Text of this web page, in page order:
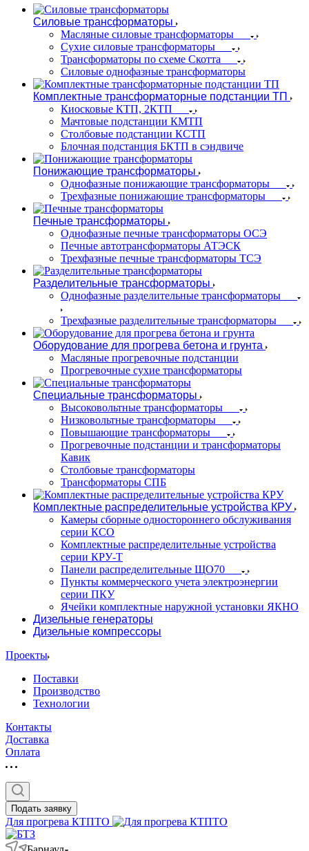
Силовые трансформаторы
Масляные силовые трансформаторы
Сухие силовые трансформаторы
Трансформаторы по схеме Скотта
Силовые однофазные трансформаторы
Комплектные трансформаторные подстанции ТП
Киосковые КТП, 2КТП
Мачтовые подстанции КМТП
Столбовые подстанции КСТП
Блочная подстанция БКТП в сэндвиче
Понижающие трансформаторы
Однофазные понижающие трансформаторы
Трехфазные понижающие трансформаторы
Печные трансформаторы
Однофазные печные трансформаторы ОСЭ
Печные автотрансформаторы АТЭСК
Трехфазные печные трансформаторы ТСЭ
Разделительные трансформаторы
Однофазные разделительные трансформаторы
Трехфазные разделительные трансформаторы
Оборудование для прогрева бетона и грунта
Масляные прогревочные подстанции
Прогревочные сухие трансформаторы
Специальные трансформаторы
Высоковольтные трансформаторы
Низковольтные трансформаторы
Повышающие трансформаторы
Прогревочные подстанции и трансформаторы
Кавик
Столбовые трансформаторы
Трансформаторы СПБ
Комплектные распределительные устройства КРУ
Камеры сборные одностороннего обслуживания
серии КСО
Комплектные распределительные устройства
серии КРУ-Т
Панели распределительные ЩО70
Пункты коммерческого учета электроэнергии
серии ПКУ
Ячейки комплектные наружной установки ЯКНО
Дизельные генераторы
Дизельные компрессоры
Проекты
Поставки
Производство
Технологии
Контакты
Доставка
Оплата
Подать заявку
Для прогрева КТПТО